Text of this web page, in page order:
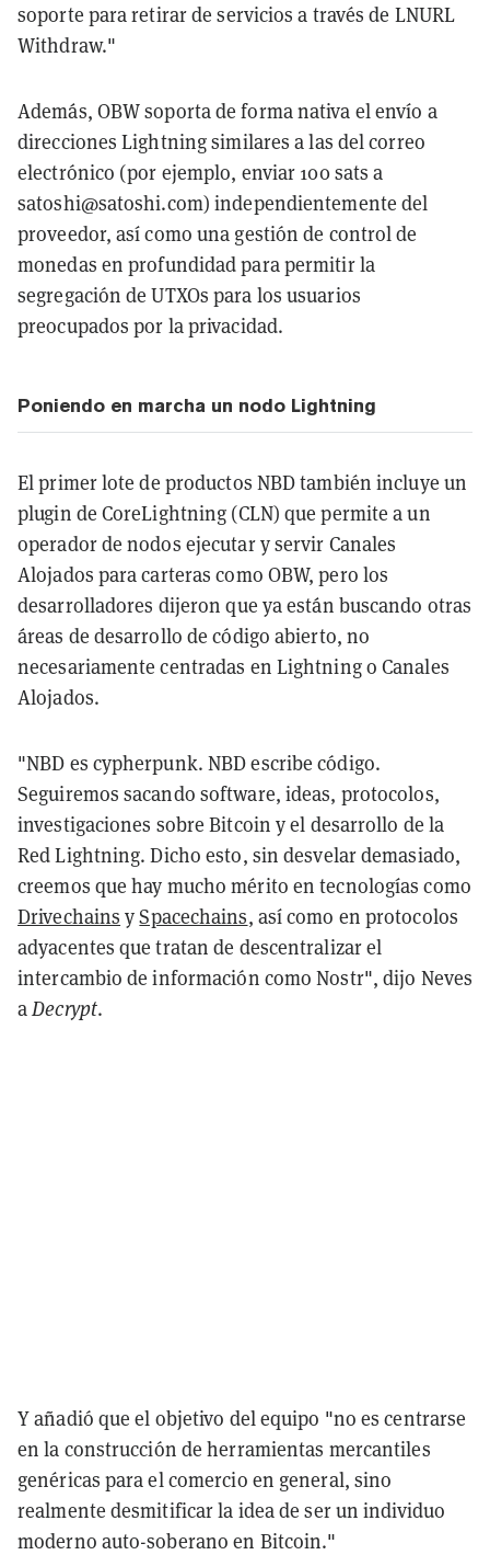
soporte para retirar de servicios a través de LNURL
Withdraw."
Además, OBW soporta de forma nativa el envío a
direcciones Lightning similares a las del correo
electrónico (por ejemplo, enviar 100 sats a
satoshi@satoshi.com) independientemente del
proveedor, así como una gestión de control de
monedas en profundidad para permitir la
segregación de UTXOs para los usuarios
preocupados por la privacidad.
Poniendo en marcha un nodo Lightning
El primer lote de productos NBD también incluye un
plugin de CoreLightning (CLN) que permite a un
operador de nodos ejecutar y servir Canales
Alojados para carteras como OBW, pero los
desarrolladores dijeron que ya están buscando otras
áreas de desarrollo de código abierto, no
necesariamente centradas en Lightning o Canales
Alojados.
"NBD es cypherpunk. NBD escribe código.
Seguiremos sacando software, ideas, protocolos,
investigaciones sobre Bitcoin y el desarrollo de la
Red Lightning. Dicho esto, sin desvelar demasiado,
creemos que hay mucho mérito en tecnologías como
Drivechains ySpacechains, así como en protocolos
adyacentes que tratan de descentralizar el
intercambio de información como Nostr", dijo Neves
aDecrypt.
Y añadió que el objetivo del equipo "no es centrarse
en la construcción de herramientas mercantiles
genéricas para el comercio en general, sino
realmente desmitificar la idea de ser un individuo
moderno auto-soberano en Bitcoin."